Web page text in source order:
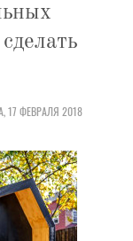
17 ФЕВРАЛЯ 2018